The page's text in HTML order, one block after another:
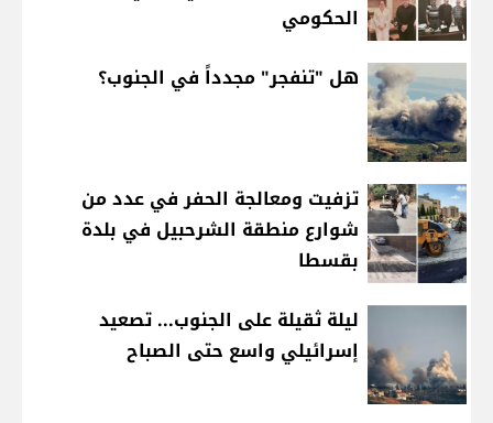
الحكومي
هل "تنفجر" مجدداً في الجنوب؟
تزفيت ومعالجة الحفر في عدد من
شوارع منطقة الشرحبيل في بلدة
بقسطا
ليلة ثقيلة على الجنوب... تصعيد
إسرائيلي واسع حتى الصباح